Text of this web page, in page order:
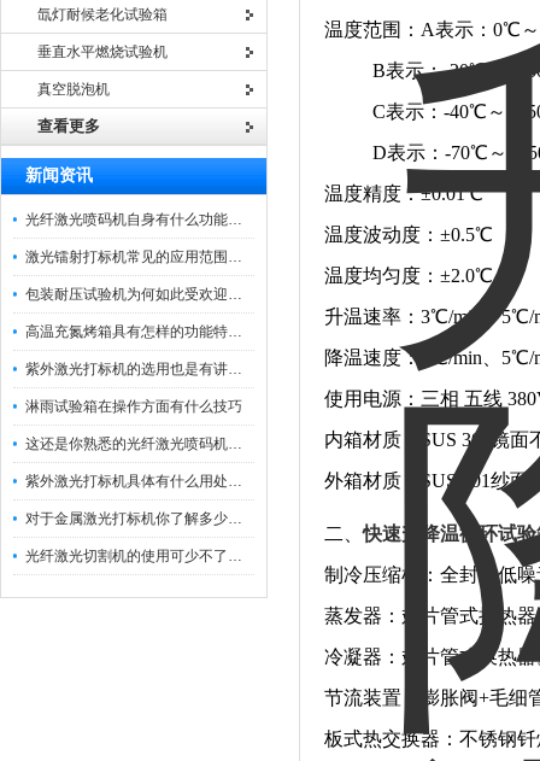
氙灯耐候老化试验箱
垂直水平燃烧试验机
真空脱泡机
查看更多
新闻资讯
光纤激光喷码机自身有什么功能？不妨看看下文
激光镭射打标机常见的应用范围如下
包装耐压试验机为何如此受欢迎呢？
高温充氮烤箱具有怎样的功能特点呢？
紫外激光打标机的选用也是有讲究的
淋雨试验箱在操作方面有什么技巧
这还是你熟悉的光纤激光喷码机吗？
紫外激光打标机具体有什么用处呢？
对于金属激光打标机你了解多少呢？
光纤激光切割机的使用可少不了以下步骤
温度范围：A表示：0℃
B表示：-20℃～
C表示：-40℃～
D表示：-70℃～
温度精度：±0.01℃
温度波动度：±0.5℃
温度均匀度：±2.0℃
升温速率：3℃/min、5℃/
降温速度：3℃/min、5℃/
使用电源：三相 五线
内箱材质：SUS 304镜面
外箱材质：SUS 201纱
二、快速升降温循环试验
制冷压缩机：全封闭低
蒸发器：翅片管式换热
冷凝器：翅片管式换热器
节流装置：膨胀阀+毛细
板式热交换器：不锈钢